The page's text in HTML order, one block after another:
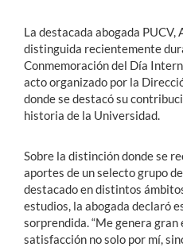
La destacada abogada
distinguida recientemente
Conmemoración del Día
acto organizado por la
donde se destacó su
historia de la Universidad.
Sobre la distinción donde se
aportes de un selecto grupo
destacado en distintos
estudios, la abogada declaró
sorprendida. “Me genera gran
satisfacción no solo por mí,